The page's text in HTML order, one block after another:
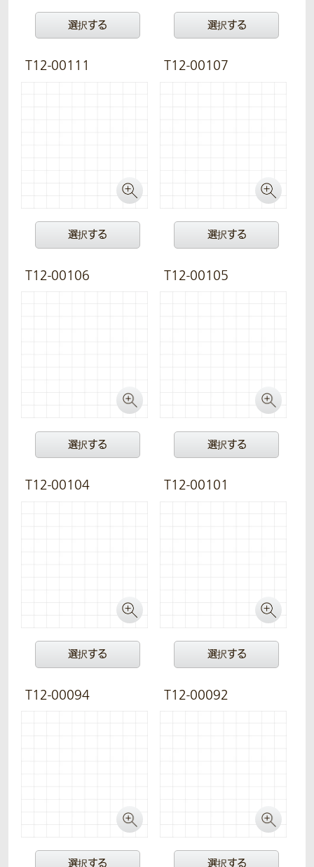
選択する 選択する
T12-00111
選択する
T12-00107
選択する
T12-00106
選択する
T12-00105
選択する
T12-00104
選択する
T12-00101
選択する
T12-00094 T12-00092